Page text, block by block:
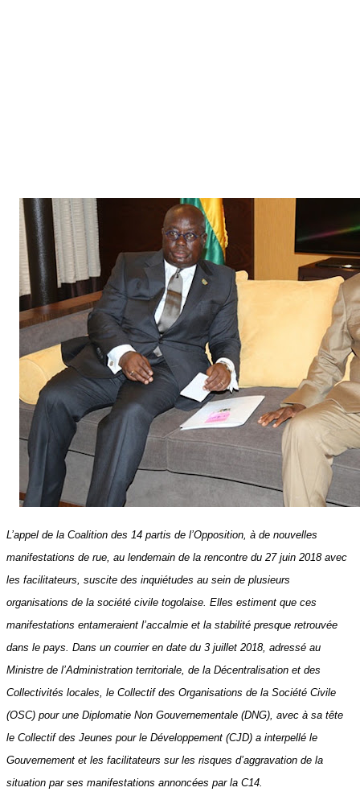
L’appel de la Coalition des 14 partis de l’Opposition, à de nouvelles
manifestations de rue, au lendemain de la rencontre du 27 juin 2018 avec
les facilitateurs, suscite des inquiétudes au sein de plusieurs
organisations de la société civile togolaise. Elles estiment que ces
manifestations entameraient l’accalmie et la stabilité presque retrouvée
dans le pays. Dans un courrier en date du 3 juillet 2018, adressé au
Ministre de l’Administration territoriale, de la Décentralisation et des
Collectivités locales, le Collectif des Organisations de la Société Civile
(OSC) pour une Diplomatie Non Gouvernementale (DNG), avec à sa tête
le Collectif des Jeunes pour le Développement (CJD) a interpellé le
Gouvernement et les facilitateurs sur les risques d’aggravation de la
situation par ses manifestations annoncées par la C14.